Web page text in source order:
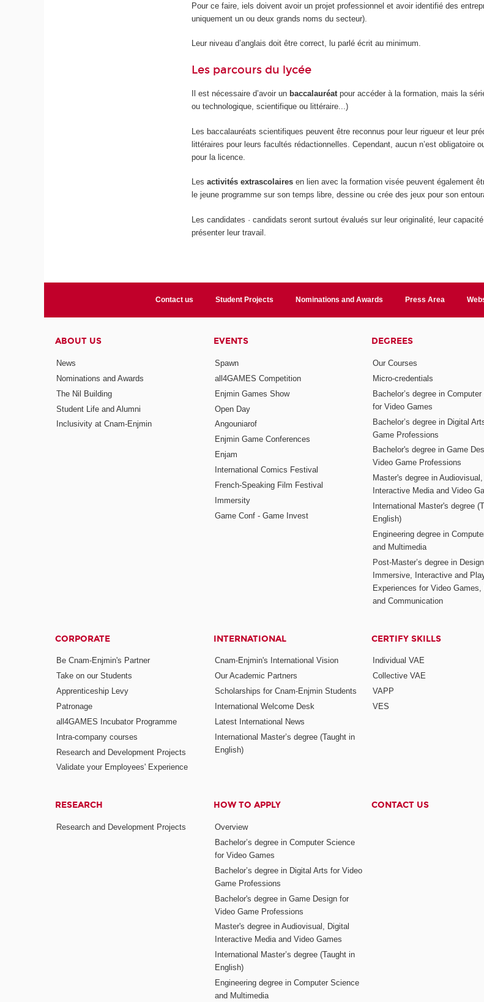
Pour ce faire, iels doivent avoir un projet professionnel et avoir identifié des
uniquement un ou deux grands noms du secteur).
Leur niveau d’anglais doit être correct, lu parlé écrit au minimum.
Les parcours du lycée
Il est nécessaire d’avoir un baccalauréatpour accéder à la formation, mais la
ou technologique, scientifique ou littéraire...)
Les baccalauréats scientifiques peuvent être reconnus pour leur rigueur et leur
littéraires pour leurs facultés rédactionnelles. Cependant, aucun n’est obligatoire
pour la licence.
Lesactivités extrascolaires en lien avec la formation visée peuvent également
le jeune programme sur son temps libre, dessine ou crée des jeux pour son
Les candidates · candidats seront surtout évalués sur leur originalité, leur
présenter leur travail.
Contact us Student Projects Nominations and Awards Press Area
ABOUT US
News
Nominations and Awards
The Nil Building
Student Life and Alumni
Inclusivity at Cnam-Enjmin
EVENTS
Spawn
all4GAMES Competition
Enjmin Games Show
Open Day
Angouniarof
Enjmin Game Conferences
Enjam
International Comics Festival
French-Speaking Film Festival
Immersity
Game Conf - Game Invest
DEGREES
Our Courses
Micro-credentials
Bachelor’s degree in
for Video Games
Bachelor’s degree in Digital
Game Professions
Bachelor's degree in Game
Video Game Professions
Master's degree in Audiovisual,
Interactive Media and Video
International Master's degree
English)
Engineering degree in
and Multimedia
Post-Master’s degree in
Immersive, Interactive and
Experiences for Video Games,
and Communication
CORPORATE
Be Cnam-Enjmin's Partner
Take on our Students
Apprenticeship Levy
Patronage
all4GAMES Incubator Programme
Intra-company courses
Research and Development Projects
Validate your Employees' Experience
INTERNATIONAL
Cnam-Enjmin's International Vision
Our Academic Partners
Scholarships for Cnam-Enjmin Students
International Welcome Desk
Latest International News
International Master’s degree (Taught in
English)
CERTIFY SKILLS
Individual VAE
Collective VAE
VAPP
VES
RESEARCH
Research and Development Projects
HOW TO APPLY
Overview
Bachelor’s degree in Computer Science
for Video Games
Bachelor’s degree in Digital Arts for Video
Game Professions
Bachelor's degree in Game Design for
Video Game Professions
Master's degree in Audiovisual, Digital
Interactive Media and Video Games
International Master’s degree (Taught in
English)
Engineering degree in Computer Science
and Multimedia
CONTACT US